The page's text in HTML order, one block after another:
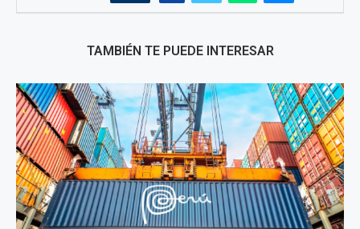
TAMBIÉN TE PUEDE INTERESAR